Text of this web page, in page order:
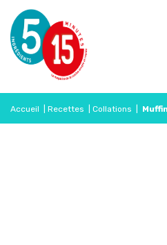
Accueil Recettes Collations